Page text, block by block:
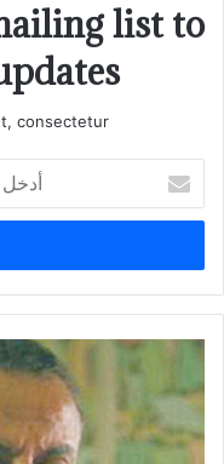
list to
consectetur.
بريدك
الإلكتروني
طيران
اجنحة
..
البداية